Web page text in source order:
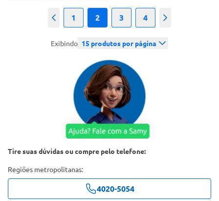
Anterior
1 2 3 4 Próximo
Exibindo 15 produtos por página
Tire suas dúvidas ou compre pelo telefone:
Regiões metropolitanas:
4020-5054